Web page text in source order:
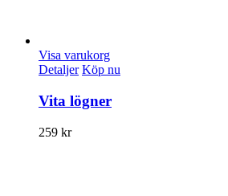
Visa varukorg
Detaljer Köp nu
Vita lögner
259 kr